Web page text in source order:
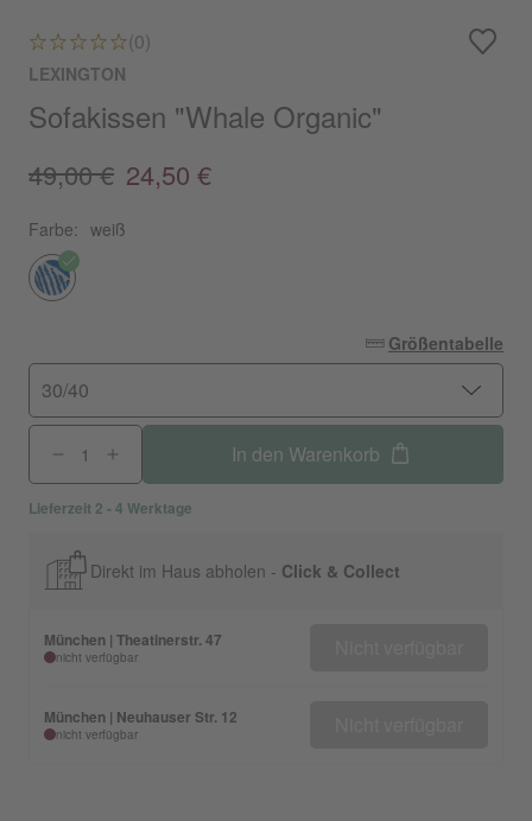
(0)
LEXINGTON
Sofakissen "Whale Organic"
49,00 € 24,50 €
Farbe: weiß
Größentabelle
30/40
In den Warenkorb
Lieferzeit 2 - 4 Werktage
Direkt im Haus abholen - Click & Collect
München | Theatinerstr. 47
nicht verfügbar
München | Neuhauser Str. 12
nicht verfügbar